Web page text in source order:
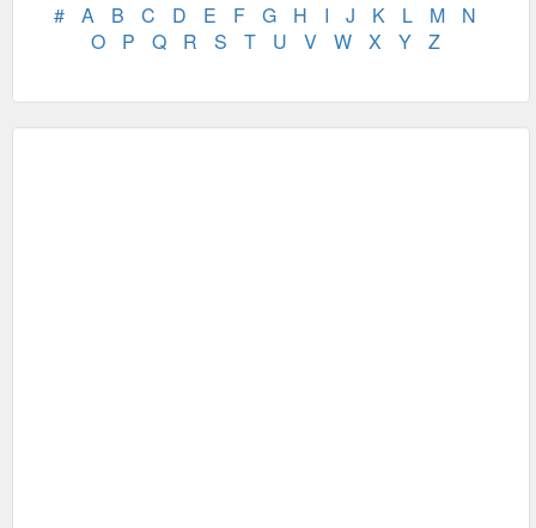
# A B C D E F G H I J K L M
N
O
P Q R S T U V W X Y Z